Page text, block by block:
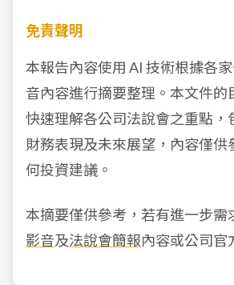
免責聲明
本報告內容使用 AI 技術根據各
音內容進行摘要整理。本文件的
快速理解各公司法說會之重點，
財務表現及未來展望，內容僅供
何投資建議。
本摘要僅供參考，若有進一步需
影音及法說會簡報內容或公司官